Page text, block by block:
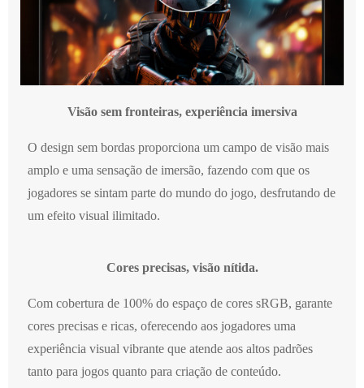
Visão sem fronteiras, experiência imersiva
O design sem bordas proporciona um campo de visão mais
amplo e uma sensação de imersão, fazendo com que os
jogadores se sintam parte do mundo do jogo, desfrutando de
um efeito visual ilimitado.
Cores precisas, visão nítida.
Com cobertura de 100% do espaço de cores sRGB, garante
cores precisas e ricas, oferecendo aos jogadores uma
experiência visual vibrante que atende aos altos padrões
tanto para jogos quanto para criação de conteúdo.